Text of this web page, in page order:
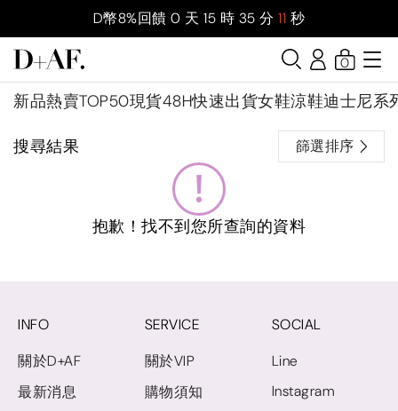
D幣8%回饋 0 天 15 時 35 分 10 秒
新品熱賣TOP50現貨48H快速出貨女鞋涼鞋迪士尼系
0
搜尋結果 篩選排序
抱歉！找不到您所查詢的資料
INFO
關於D+AF
最新消息
SERVICE
關於VIP
購物須知
SOCIAL
Line
Instagram